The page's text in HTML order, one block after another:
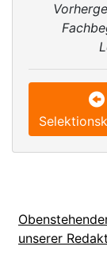
unserer